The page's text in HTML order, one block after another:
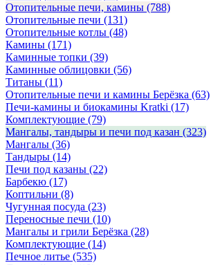
Отопительные печи, камины (788)
Отопительные печи (131)
Отопительные котлы (48)
Камины (171)
Каминные топки (39)
Каминные облицовки (56)
Титаны (11)
Отопительные печи и камины Берёзка (63)
Печи-камины и биокамины Kratki (17)
Комплектующие (79)
Мангалы, тандыры и печи под казан (323)
Мангалы (36)
Тандыры (14)
Печи под казаны (22)
Барбекю (17)
Коптильни (8)
Чугунная посуда (23)
Переносные печи (10)
Мангалы и грили Берёзка (28)
Комплектующие (14)
Печное литье (535)